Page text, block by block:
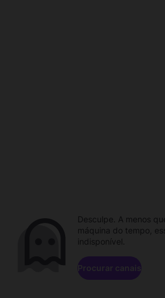
Desculpe. A menos
máquina do tempo,
indisponível.
Procurar canais